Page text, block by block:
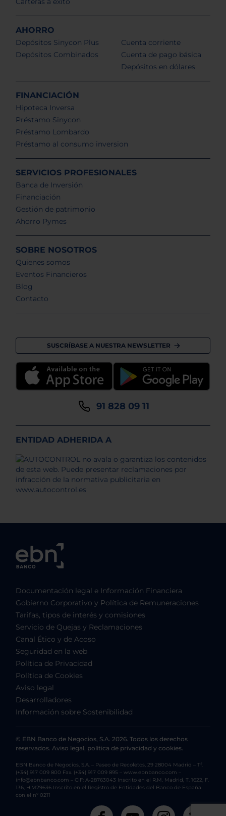
AHORRO
Depósitos Sinycon Plus
Depósitos Combinados
Cuenta corriente
Cuenta de pago básica
Depósitos en dólares
FINANCIACIÓN
Hipoteca Inversa
Préstamo Sinycon
Préstamo Lombardo
Préstamo al consumo inversion
SERVICIOS PROFESIONALES
Banca de Inversión
Financiación
Gestión de patrimonio
Ahorro Pymes
SOBRE NOSOTROS
Quienes somos
Eventos Financieros
Blog
Contacto
SUSCRÍBASE A NUESTRA NEWSLETTER
91 828 09 11
ENTIDAD ADHERIDA A
Documentación legal e Información Financiera
Gobierno Corporativo y Política de Remuneraciones
Tarifas, tipos de interés y comisiones
Servicio de Quejas y Reclamaciones
Canal Ético y de Acoso
Seguridad en la web
Política de Privacidad
Política de Cookies
Aviso legal
Desarrolladores
Información sobre Sostenibilidad
© EBN Banco de Negocios, S.A. 2026. Todos los derechos
reservados. Aviso legal, política de privacidad y cookies.
EBN Banco de Negocios, S.A. – Paseo de Recoletos, 29 28004 Madrid – Tf.
(+34) 917 009 800 Fax. (+34) 917 009 895 – www.ebnbanco.com –
info@ebnbanco.com – CIF: A-28763043 Inscrito en el R.M. Madrid, T. 1622, F.
136, H.M29636 Inscrito en el Registro de Entidades del Banco de España
con el nº 0211